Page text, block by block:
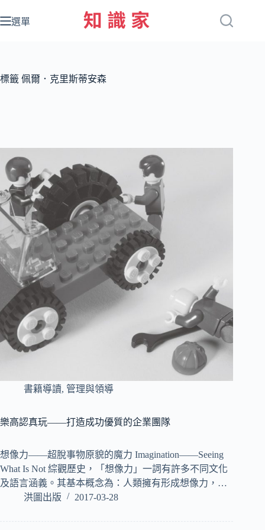
至
容
選單
標籤 佩爾．克里斯蒂安森
書籍導讀, 管理與領導
樂高認真玩——打造成功優質的企業團隊
想像力——超脫事物原貌的魔力 Imagination——Seeing
What Is Not 綜觀歷史，「想像力」一詞有許多不同文化
及語言涵義。其基本概念為：人類擁有形成想像力，…
洪圖出版
2017-03-28